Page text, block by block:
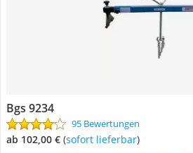
Bgs 9234
95 Bewertungen
ab 102,00 € ( Sofort lieferbar)